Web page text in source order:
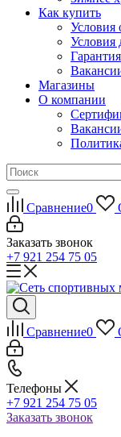
Как купить
Условия
Условия
Магазины
О компании
Сравнение0
Заказать звонок
+7 921 254 75 05
Сравнение0
Телефоны
+7 921 254 75 05
Заказать звонок